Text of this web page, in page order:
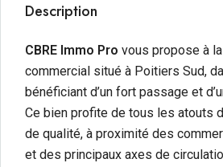
Description
CBRE Immo Pro vous propose à
commercial situé à Poitiers Sud,
bénéficiant d’un fort passage et
Ce bien profite de tous les atouts
de qualité, à proximité des
et des principaux axes de